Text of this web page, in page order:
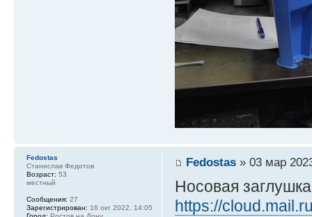
Fedostas» 03 мар
Носовая заглушка
https://
Fedostas
Станислав Федотов
Возраст: 53
местный
Сообщения: 27
Зарегистрирован: 16 окт 2022, 14:05